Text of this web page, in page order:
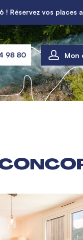
! Réservez vos places
98 80 Mon